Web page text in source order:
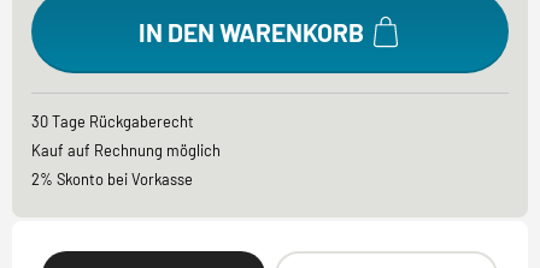
IN DEN WARENKORB
30 Tage Rückgaberecht
Kauf auf Rechnung möglich
2% Skonto bei Vorkasse